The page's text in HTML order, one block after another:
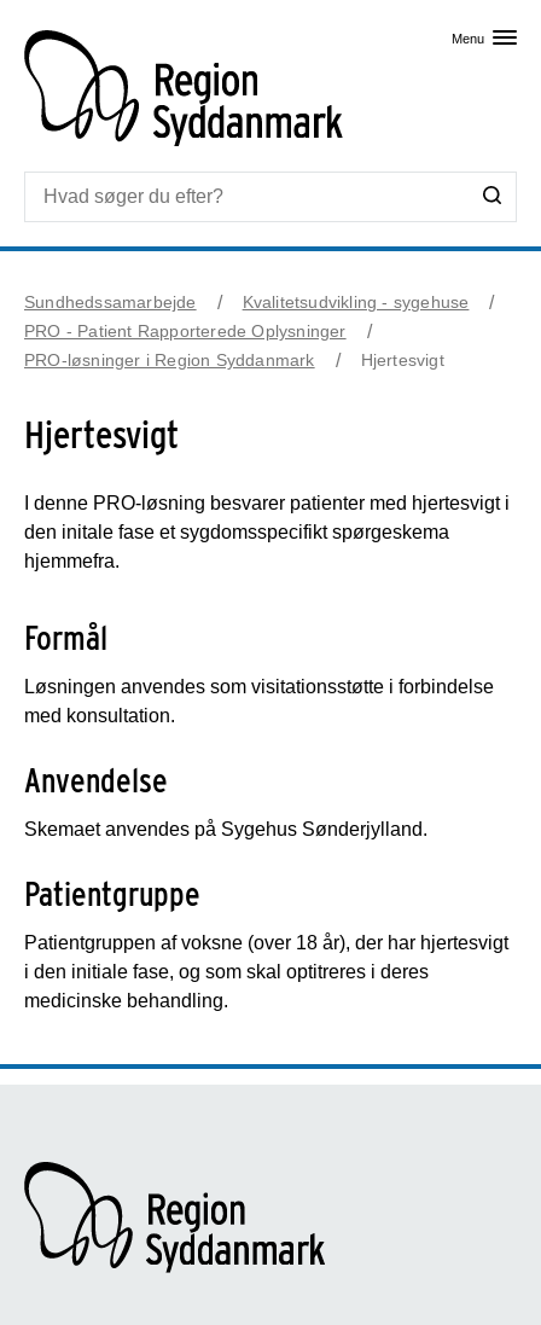
Menu
Sundhedssamarbejde
Kvalitetsudvikling - sygehuse
PRO - Patient Rapporterede Oplysninger
PRO-løsninger i Region Syddanmark
Hjertesvigt
Hjertesvigt
I denne PRO-løsning besvarer patienter med hjertesvigt i
den initale fase et sygdomsspecifikt spørgeskema
hjemmefra.
Formål
Løsningen anvendes som visitationsstøtte i forbindelse
med konsultation.
Anvendelse
Skemaet anvendes på Sygehus Sønderjylland.
Patientgruppe
Patientgruppen af voksne (over 18 år), der har hjertesvigt
i den initiale fase, og som skal optitreres i deres
medicinske behandling.